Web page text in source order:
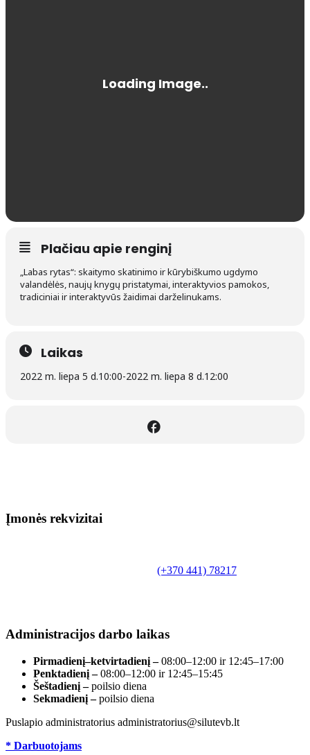
Plačiau apie renginį
„Labas rytas“: skaitymo skatinimo ir kūrybiškumo ugdymo
valandėlės, naujų knygų pristatymai, interaktyvios pamokos,
tradiciniai ir interaktyvūs žaidimai darželinukams.
Laikas
2022 m. liepa 5 d.10:00-2022 m. liepa 8 d.12:00
Įmonės rekvizitai
(+370 441) 78217
Administracijos darbo laikas
Pirmadienį–ketvirtadienį –08:00–12:00 ir 12:45–17:00
Penktadienį –08:00–12:00 ir 12:45–15:45
Šeštadienį –poilsio diena
Sekmadienį –poilsio diena
Puslapio administratorius administratorius@silutevb.lt
* Darbuotojams